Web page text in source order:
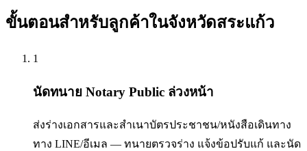
ขั้นตอนสำหรับลูกค้าในจังหวัดสระแก้ว
1
นัดทนาย Notary Public ล่วงหน้า
ส่งร่างเอกสารและสำเนาบัตรประชาชน/หนังสือเดินทาง
ทาง LINE/อีเมล — ทนายตรวจร่าง แจ้งข้อปรับแก้ และนัด